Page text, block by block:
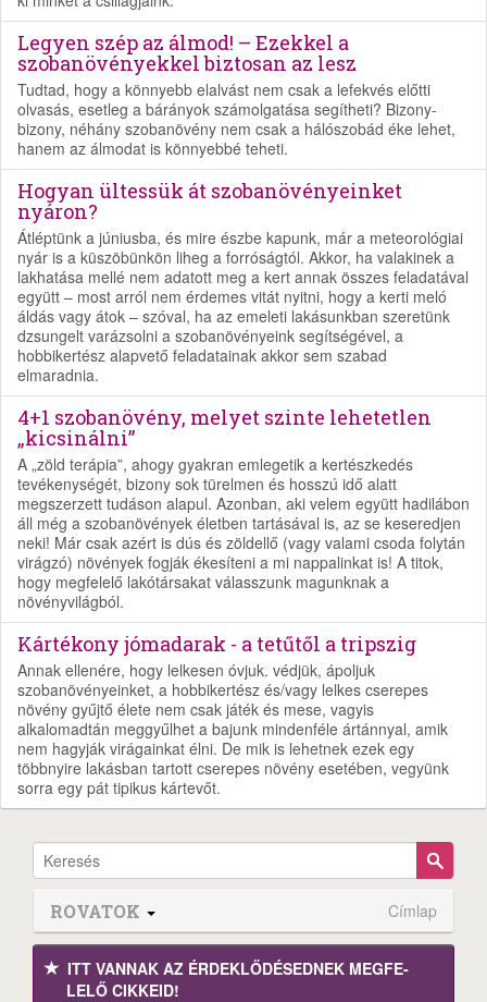
Legyen szép az álmod! – Ezekkel a
szobanövényekkel biztosan az lesz
Tudtad, hogy a könnyebb elalvást nem csak a lefekvés előtti
olvasás, esetleg a bárányok számolgatása segítheti? Bizony-
bizony, néhány szobanövény nem csak a hálószobád éke lehet,
hanem az álmodat is könnyebbé teheti.
Hogyan ültessük át szobanövényeinket
nyáron?
Átléptünk a júniusba, és mire észbe kapunk, már a meteorológiai
nyár is a küszöbünkön liheg a forróságtól. Akkor, ha valakinek a
lakhatása mellé nem adatott meg a kert annak összes feladatával
együtt – most arról nem érdemes vitát nyitni, hogy a kerti meló
áldás vagy átok – szóval, ha az emeleti lakásunkban szeretünk
dzsungelt varázsolni a szobanövényeink segítségével, a
hobbikertész alapvető feladatainak akkor sem szabad
elmaradnia.
4+1 szobanövény, melyet szinte lehetetlen
„kicsinálni”
A „zöld terápia”, ahogy gyakran emlegetik a kertészkedés
tevékenységét, bizony sok türelmen és hosszú idő alatt
megszerzett tudáson alapul. Azonban, aki velem együtt hadilábon
áll még a szobanövények életben tartásával is, az se keseredjen
neki! Már csak azért is dús és zöldellő (vagy valami csoda folytán
virágzó) növények fogják ékesíteni a mi nappalinkat is! A titok,
hogy megfelelő lakótársakat válasszunk magunknak a
növényvilágból.
Kártékony jómadarak - a tetűtől a tripszig
Annak ellenére, hogy lelkesen óvjuk. védjük, ápoljuk
szobanövényeinket, a hobbikertész és/vagy lelkes cserepes
növény gyűjtő élete nem csak játék és mese, vagyis
alkalomadtán meggyűlhet a bajunk mindenféle ártánnyal, amik
nem hagyják virágainkat élni. De mik is lehetnek ezek egy
többnyire lakásban tartott cserepes növény esetében, vegyünk
sorra egy pát tipikus kártevőt.
ROVATOK Címlap
ITT VANNAK AZ ÉRDEK­LŐDÉ­SEDNEK MEGFE­
LELŐ CIKKEID!